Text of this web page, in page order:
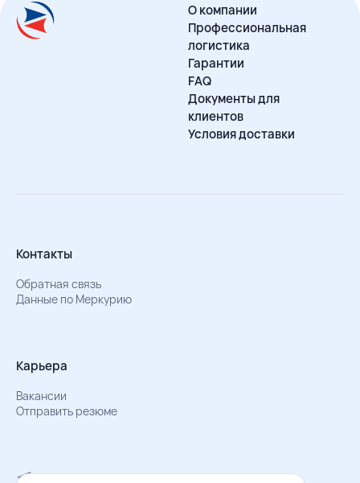
О компании
Профессиональная
логистика
Гарантии
FAQ
Документы для
клиентов
Условия доставки
Контакты
Обратная связь
Данные по Меркурию
Карьера
Вакансии
Отправить резюме
Мы в Телеграм